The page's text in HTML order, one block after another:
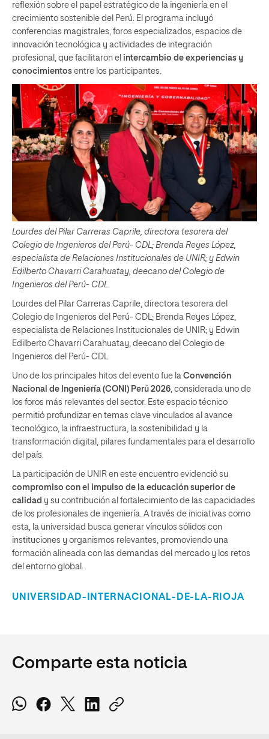
reflexión sobre el papel estratégico de la ingeniería en el
crecimiento sostenible del Perú. El programa incluyó
conferencias magistrales, foros especializados, espacios de
innovación tecnológica y actividades de integración
profesional, que facilitaron el intercambio de experiencias y
conocimientos entre los participantes.
Lourdes del Pilar Carreras Caprile, directora tesorera del
Colegio de Ingenieros del Perú- CDL; Brenda Reyes López,
especialista de Relaciones Institucionales de UNIR; y Edwin
Edilberto Chavarri Carahuatay, deecano del Colegio de
Ingenieros del Perú- CDL.
Lourdes del Pilar Carreras Caprile, directora tesorera del
Colegio de Ingenieros del Perú- CDL; Brenda Reyes López,
especialista de Relaciones Institucionales de UNIR; y Edwin
Edilberto Chavarri Carahuatay, deecano del Colegio de
Ingenieros del Perú- CDL.
Uno de los principales hitos del evento fue la Convención
Nacional de Ingeniería (CONI) Perú 2026, considerada uno de
los foros más relevantes del sector. Este espacio técnico
permitió profundizar en temas clave vinculados al avance
tecnológico, la infraestructura, la sostenibilidad y la
transformación digital, pilares fundamentales para el desarrollo
del país.
La participación de UNIR en este encuentro evidenció su
compromiso con el impulso de la educación superior de
calidad y su contribución al fortalecimiento de las capacidades
de los profesionales de ingeniería. A través de iniciativas como
esta, la universidad busca generar vínculos sólidos con
instituciones y organismos relevantes, promoviendo una
formación alineada con las demandas del mercado y los retos
del entorno global.
UNIVERSIDAD-INTERNACIONAL-DE-LA-RIOJA
Comparte esta noticia